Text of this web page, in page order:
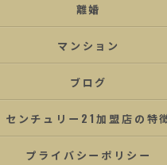
離婚
マンション
ブログ
センチュリー21加盟店の特
プライバシーポリシー